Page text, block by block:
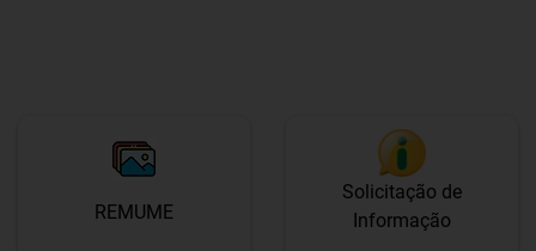
REMUME
Solicitação de
Informação